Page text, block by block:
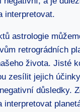
interpretovat.
astrologie
retrográdních
života. Jisté
zesílit jejich
důsledky.
interpretovat